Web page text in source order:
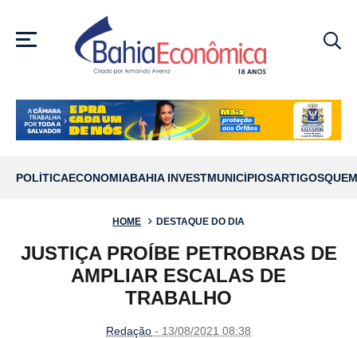
MENU
POLÍTICAECONOMIABAHIA INVESTMUNICÍPIOSARTIGOS
HOME DESTAQUE DO DIA
JUSTIÇA PROÍBE PETROBRAS DE
AMPLIAR ESCALAS DE
TRABALHO
Redação - 13/08/2021 08:38